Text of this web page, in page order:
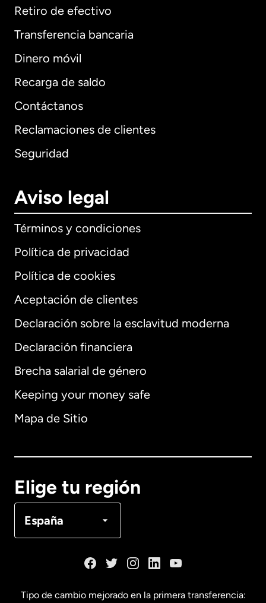
Retiro de efectivo
Transferencia bancaria
Dinero móvil
Recarga de saldo
Contáctanos
Reclamaciones de clientes
Seguridad
Aviso legal
Términos y condiciones
Política de privacidad
Política de cookies
Aceptación de clientes
Declaración sobre la esclavitud moderna
Declaración financiera
Brecha salarial de género
Keeping your money safe
Mapa de Sitio
Elige tu región
España
Internacional English
Alemania
Français
Tipo de cambio mejorado en la primera transferencia: